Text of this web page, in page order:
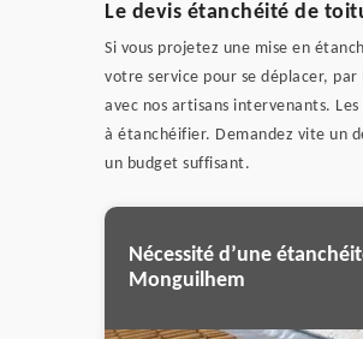
Le devis étanchéité de
Si vous projetez une mise en
votre service pour se déplacer,
avec nos artisans intervenants.
à étanchéifier. Demandez vite un
un budget suffisant.
Nécessité d’une
Monguilhem